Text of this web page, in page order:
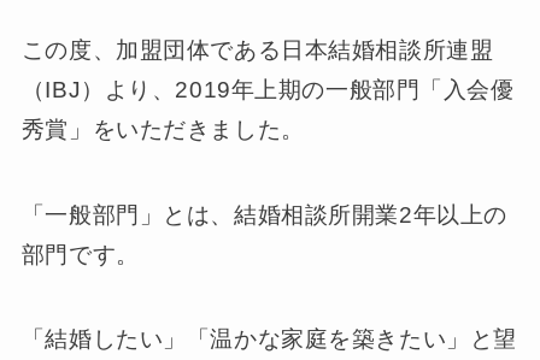
この度、加盟団体である日本結婚相談所連盟
（IBJ）より、2019年上期の一般部門「入会優
秀賞」をいただきました。
「一般部門」とは、結婚相談所開業2年以上の
部門です。
「結婚したい」「温かな家庭を築きたい」と望